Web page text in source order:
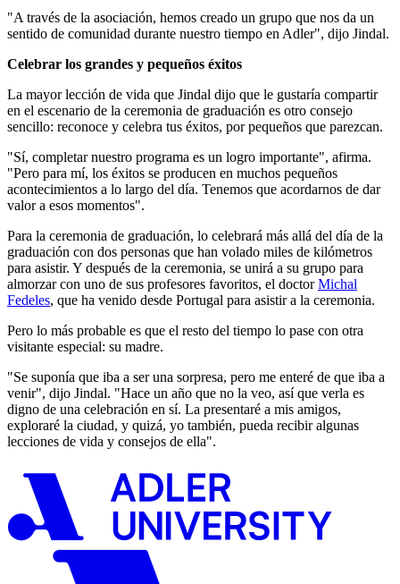
"A través de la asociación, hemos creado un grupo que nos da un
sentido de comunidad durante nuestro tiempo en Adler", dijo Jindal.
Celebrar los grandes y pequeños éxitos
La mayor lección de vida que Jindal dijo que le gustaría compartir
en el escenario de la ceremonia de graduación es otro consejo
sencillo: reconoce y celebra tus éxitos, por pequeños que parezcan.
"Sí, completar nuestro programa es un logro importante", afirma.
"Pero para mí, los éxitos se producen en muchos pequeños
acontecimientos a lo largo del día. Tenemos que acordarnos de dar
valor a esos momentos".
Para la ceremonia de graduación, lo celebrará más allá del día de la
graduación con dos personas que han volado miles de kilómetros
para asistir. Y después de la ceremonia, se unirá a su grupo para
almorzar con uno de sus profesores favoritos, el doctorMichal
Fedeles, que ha venido desde Portugal para asistir a la ceremonia.
Pero lo más probable es que el resto del tiempo lo pase con otra
visitante especial: su madre.
"Se suponía que iba a ser una sorpresa, pero me enteré de que iba a
venir", dijo Jindal. "Hace un año que no la veo, así que verla es
digno de una celebración en sí. La presentaré a mis amigos,
exploraré la ciudad, y quizá, yo también, pueda recibir algunas
lecciones de vida y consejos de ella".